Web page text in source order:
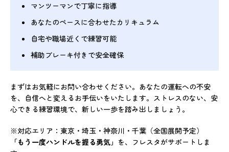
マンツーマンで丁寧に指導
あなたのペースに合わせたカリキュラム
自宅や職場近くで練習可能
補助ブレーキ付きで安全確保
まずはお気軽にお問い合わせください。あなたの運転への不安
を、自信へと変えるお手伝いをいたします。ストレスのない、安
心できる練習環境で、新しい一歩を踏み出しましょう。
※対応エリア：東京・埼玉・神奈川・千葉（全国展開予定）
「もう一度ハンドルを握る勇気」 を、フレスタがサポートしま